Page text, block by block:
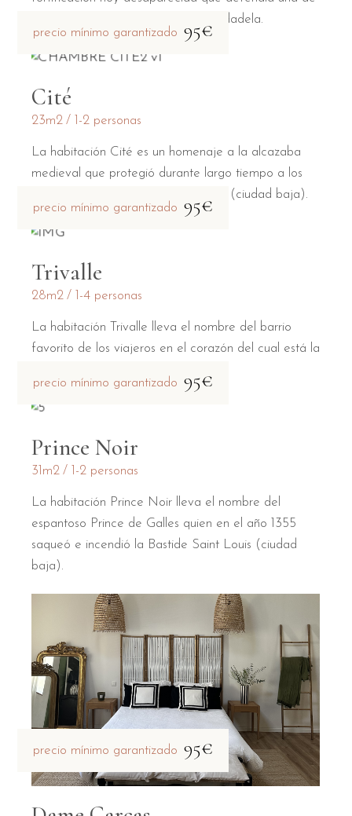
las dos puertas principales de la ciudadela.
precio mínimo garantizado 95€
Cité
23m2 1-2 personas
La habitación Cité es un homenaje a la alcazaba
medieval que protegió durante largo tiempo a los
habitantes de la Bastide Saint Louis (ciudad baja).
precio mínimo garantizado 95€
Trivalle
28m2 1-4 personas
La habitación Trivalle lleva el nombre del barrio
favorito de los viajeros en el corazón del cual está la
precio mínimo garantizado 95€
Prince Noir
31m2 1-2 personas
La habitación Prince Noir lleva el nombre del
espantoso Prince de Galles quien en el año 1355
saqueó e incendió la Bastide Saint Louis (ciudad
baja).
precio mínimo garantizado 95€